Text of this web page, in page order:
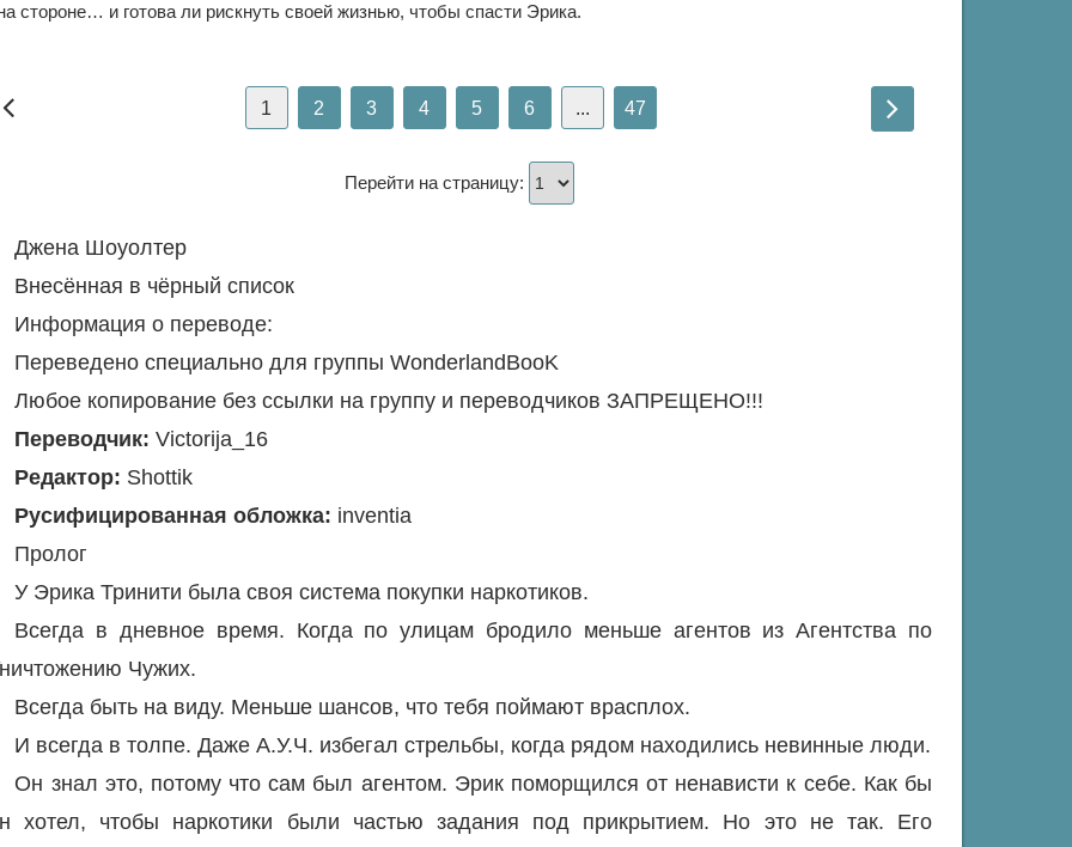
стороне… и готова ли рискнуть своей жизнью, чтобы спасти Эрика.
1 2 3 4 5 6 ... 47
Перейти на страницу:
Джена Шоуолтер
Внесённая в чёрный список
Информация о переводе:
Переведено специально для группы WonderlandBooK
Любое копирование без ссылки на группу и переводчиков ЗАПРЕЩЕНО!!!
Переводчик: Victorija_16
Редактор: Shottik
Русифицированная обложка: inventia
Пролог
У Эрика Тринити была своя система покупки наркотиков.
Всегда в дневное время. Когда по улицам бродило меньше агентов из Агентства по
Чужих.
Всегда быть на виду. Меньше шансов, что тебя поймают врасплох.
И всегда в толпе. Даже А.У.Ч. избегал стрельбы, когда рядом находились невинные люди.
Он знал это, потому что сам был агентом. Эрик поморщился от ненависти к себе. Как бы
хотел, чтобы наркотики были частью задания под прикрытием. Но это не так. Его